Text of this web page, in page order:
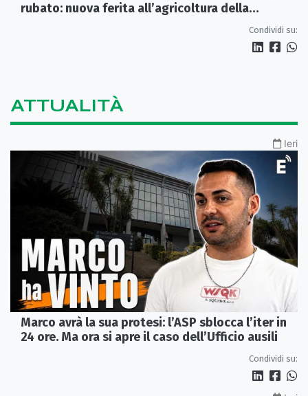
rubato: nuova ferita all’agricoltura della
Condividi su:
ATTUALITÀ
Ieri
Marco avrà la sua protesi: l’ASP sblocca l’iter in
24 ore. Ma ora si apre il caso dell’Ufficio ausili
Condividi su: